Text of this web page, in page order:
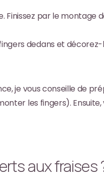
par le montage
dedans et décorez-
je vous conseille de
les fingers). Ensuite,
aux fraises